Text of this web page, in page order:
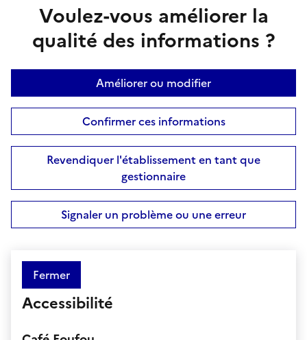
Voulez-vous améliorer la
qualité des informations ?
Améliorer ou modifier
Confirmer ces informations
Revendiquer l'établissement en tant que
gestionnaire
Signaler un problème ou une erreur
Fermer
Accessibilité